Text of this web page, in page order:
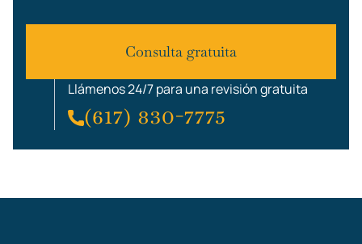
Consulta gratuita
Llámenos 24/7 para una revisión gratuita
(617) 830-7775